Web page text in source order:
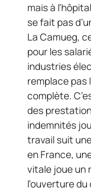
mais à
se fait pas
La Camueg,
pour les
industries
remplace pas
complète.
des
indemnités
travail suit
en France,
vitale joue un
l’ouverture